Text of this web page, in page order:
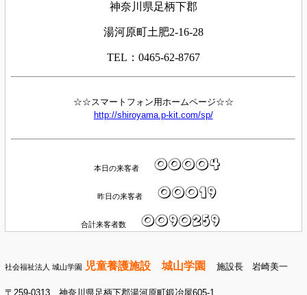
神奈川県足柄下郡
湯河原町土肥2-16-28
TEL：0465-62-8767
☆☆スマートフォン用ホームページ☆☆
http://shiroyama.p-kit.com/sp/
本日の来客者
昨日の来客者
合計来客者数
社会福祉法人 城山学園 児童養護施設 城山学園 施設長 岩崎美一
〒259-0313 神奈川県足柄下郡湯河原町鍛冶屋605-1